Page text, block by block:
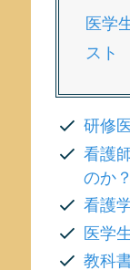
医学
スト
研修
看護
のか？
看護
医学
教科